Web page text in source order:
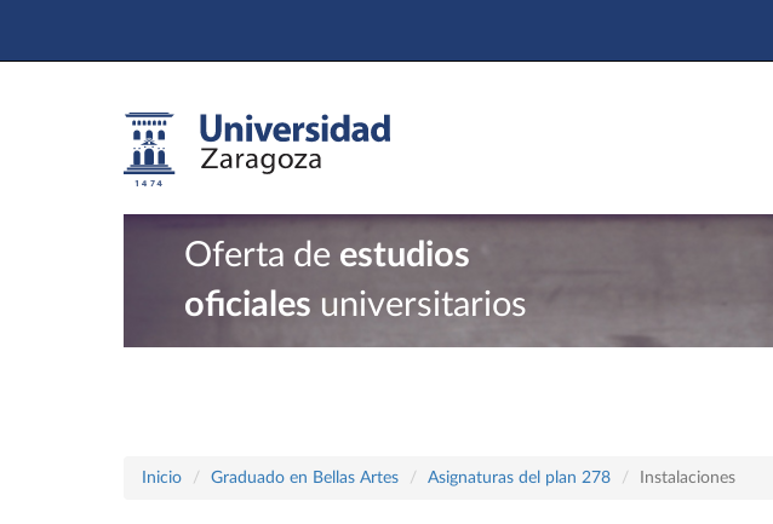
Oferta de estudios
oficiales universitarios
Inicio Graduado en Bellas Artes Asignaturas del plan 278 Instalaciones